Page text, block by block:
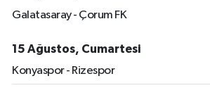
Galatasaray - Çorum FK
15 Ağustos, Cumartesi
Konyaspor - Rizespor